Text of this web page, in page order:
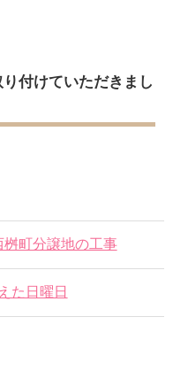
付けていただきまし
町分譲地の工事
た日曜日